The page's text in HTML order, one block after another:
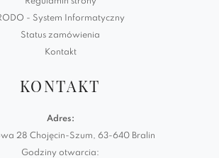
- System Informatyczny
Status zamówienia
Kontakt
KONTAKT
Adres:
28 Chojęcin-Szum, 63-640 Bralin
Godziny otwarcia: